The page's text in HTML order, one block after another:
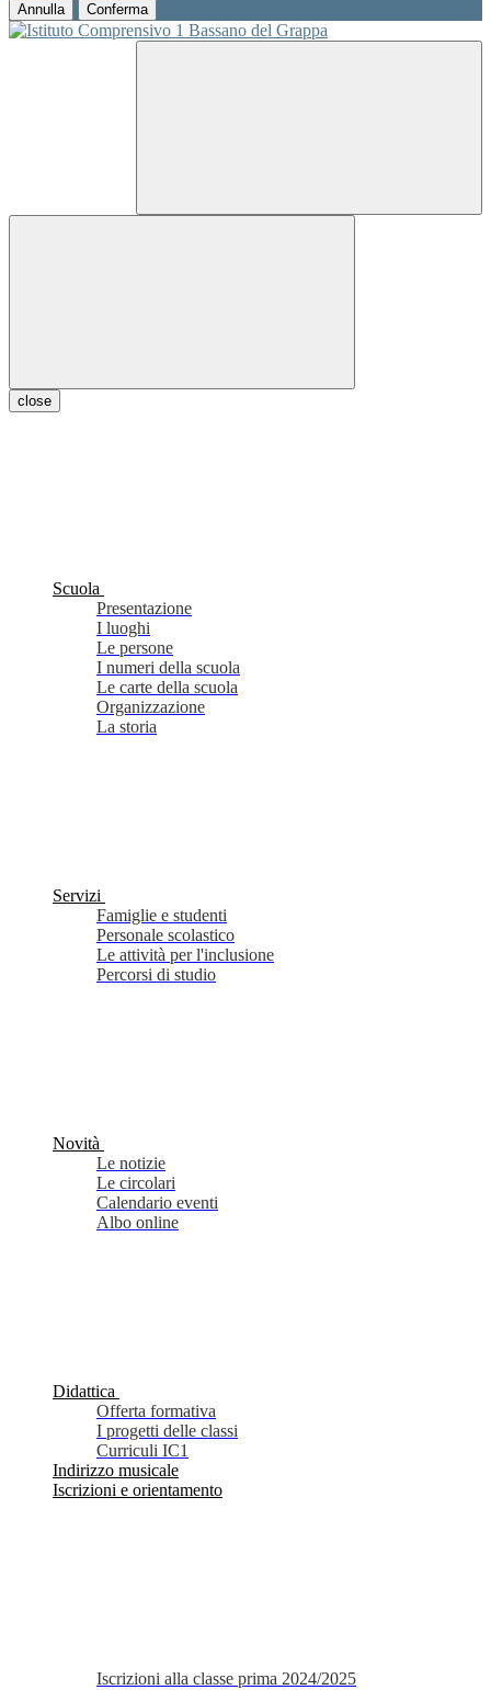
Annulla Conferma
close
Scuola
Presentazione
I luoghi
Le persone
I numeri della scuola
Le carte della scuola
Organizzazione
La storia
Servizi
Famiglie e studenti
Personale scolastico
Le attività per l'inclusione
Percorsi di studio
Novità
Le notizie
Le circolari
Calendario eventi
Albo online
Didattica
Offerta formativa
I progetti delle classi
Curriculi IC1
Indirizzo musicale
Iscrizioni e orientamento
Iscrizioni alla classe prima 2024/2025